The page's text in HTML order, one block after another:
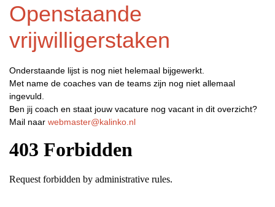
Openstaande
vrijwilligerstaken
Onderstaande lijst is nog niet helemaal bijgewerkt.
Met name de coaches van de teams zijn nog niet allemaal
ingevuld.
Ben jij coach en staat jouw vacature nog vacant in dit overzicht?
Mail naar webmaster@kalinko.nl